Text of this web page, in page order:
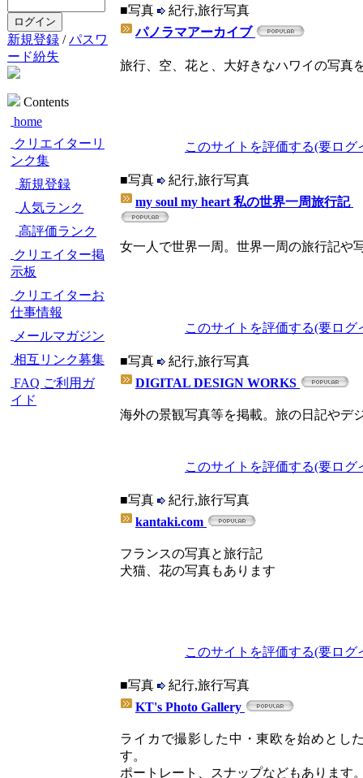
新規登録 /パスワ
ード紛失
Contents
home
クリエイターリ
ンク集
新規登録
人気ランク
高評価ランク
クリエイター掲
示板
クリエイターお
仕事情報
メールマガジン
相互リンク募集
FAQ ご利用ガ
イド
■写真
紀行,旅行写真
パノラマアーカイブ
旅行、空、花と、大好きなハワイの写真
このサイトを評価する(要ログ
■写真
紀行,旅行写真
my soul my heart 私の世界一周旅行記
女一人で世界一周。世界一周の旅行記や
このサイトを評価する(要ログ
■写真
紀行,旅行写真
DIGITAL DESIGN WORKS
海外の景観写真等を掲載。旅の日記やデ
このサイトを評価する(要ログ
■写真
紀行,旅行写真
kantaki.com
フランスの写真と旅行記
犬猫、花の写真もあります
このサイトを評価する(要ログ
■写真
紀行,旅行写真
KT's Photo Gallery
ライカで撮影した中・東欧を始めとし
す。
ポートレート、スナップなどもあります